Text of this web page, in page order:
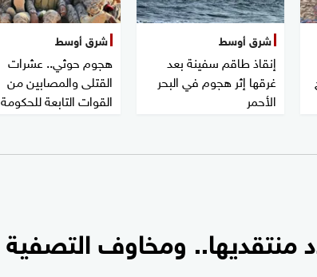
شرق أوسط
إنقاذ طاقم سفينة بعد
غرقها إثر هجوم في البحر
الأحمر
شرق أوسط
هجوم حوثي.. عشرات
القتلى والمصابين من
القوات التابعة للحكومة
منتقديها.. ومخاوف التصفية